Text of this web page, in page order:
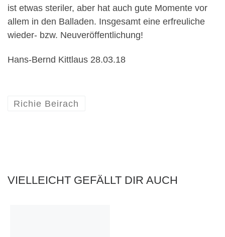
ist etwas steriler, aber hat auch gute Momente vor
allem in den Balladen. Insgesamt eine erfreuliche
wieder- bzw. Neuveröffentlichung!
Hans-Bernd Kittlaus 28.03.18
Richie Beirach
VIELLEICHT GEFÄLLT DIR AUCH